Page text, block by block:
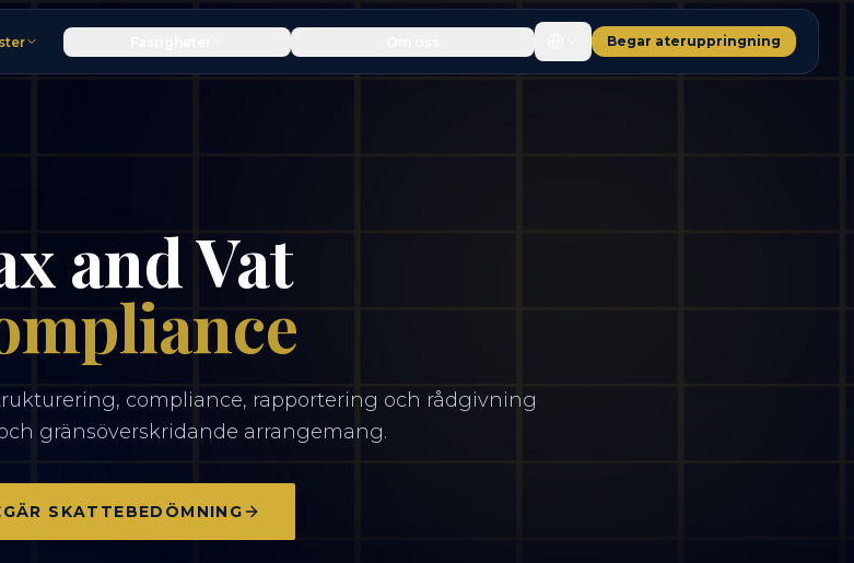
Begar ateruppringning
and Vat
compliance, rapportering och rådgivning
gränsöverskridande arrangemang.
SKATTEBEDÖMNING